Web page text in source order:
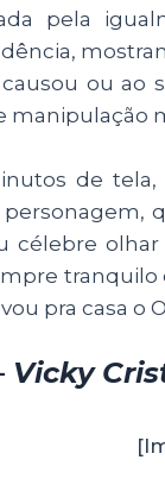
pela
ou ao
manipulação
de
célebre
pra casa o
Vicky